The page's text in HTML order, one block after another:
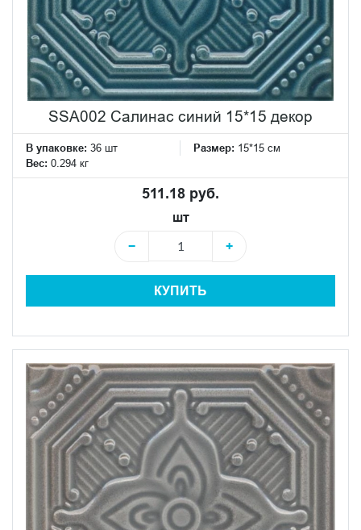
SSA002 Салинас синий 15*15 декор
В упаковке: 36 шт Размер: 15*15 см
Вес: 0.294 кг
511.18 руб.
шт
−
+
КУПИТЬ